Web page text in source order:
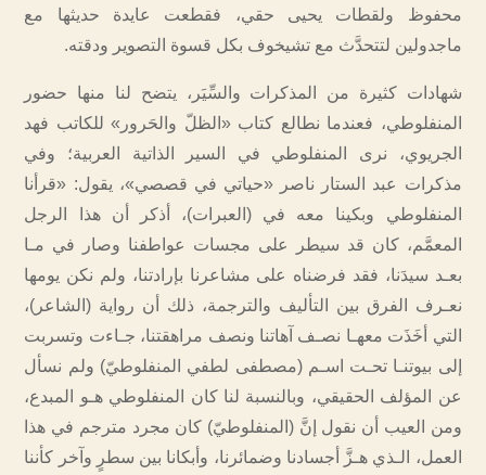
محفوظ ولقطات يحيى حقي، فقطعت عايدة حديثها مع
ماجدولين لتتحدَّث مع تشيخوف بكل قسوة التصوير ودقته.
شهادات كثيرة من المذكرات والسِّيَر، يتضح لنا منها حضور
المنفلوطي، فعندما نطالع كتاب «الظلّ والحَرور» للكاتب فهد
الجريوي، نرى المنفلوطي في السير الذاتية العربية؛ وفي
مذكرات عبد الستار ناصر «حياتي في قصصي»، يقول: «قرأنا
المنفلوطي وبكينا معه في (العبرات)، أذكر أن هذا الرجل
المعمَّم، كان قد سيطر على مجسات عواطفنا وصار في مـا
بعـد سيدَنا، فقد فرضناه على مشاعرنا بإرادتنا، ولم نكن يومها
نعـرف الفرق بين التأليف والترجمة، ذلك أن رواية (الشاعر)،
التي أخَذَت معهـا نصـف آهاتنا ونصف مراهقتنا، جـاءت وتسربت
إلى بيوتنـا تحـت اسـم (مصطفى لطفي المنفلوطيّ) ولم نسأل
عن المؤلف الحقيقي،‫ وبالنسبة لنا كان المنفلوطي هـو المبدع،
ومن العيب أن نقول إنَّ (المنفلوطيّ) كان مجرد مترجم في هذا
العمل، الـذي هـزَّ أجسادنا وضمائرنا، وأبكانا بين سطرٍ وآخر كأننا